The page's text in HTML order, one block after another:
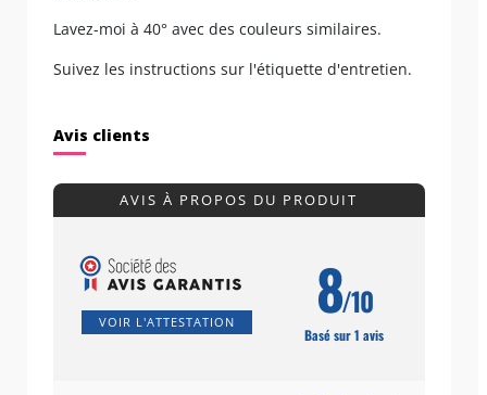
Lavez-moi à 40° avec des couleurs similaires.
Suivez les instructions sur l'étiquette d'entretien.
Avis clients
AVIS À PROPOS DU PRODUIT
VOIR L'ATTESTATION 8/10
Basé sur 1 avis